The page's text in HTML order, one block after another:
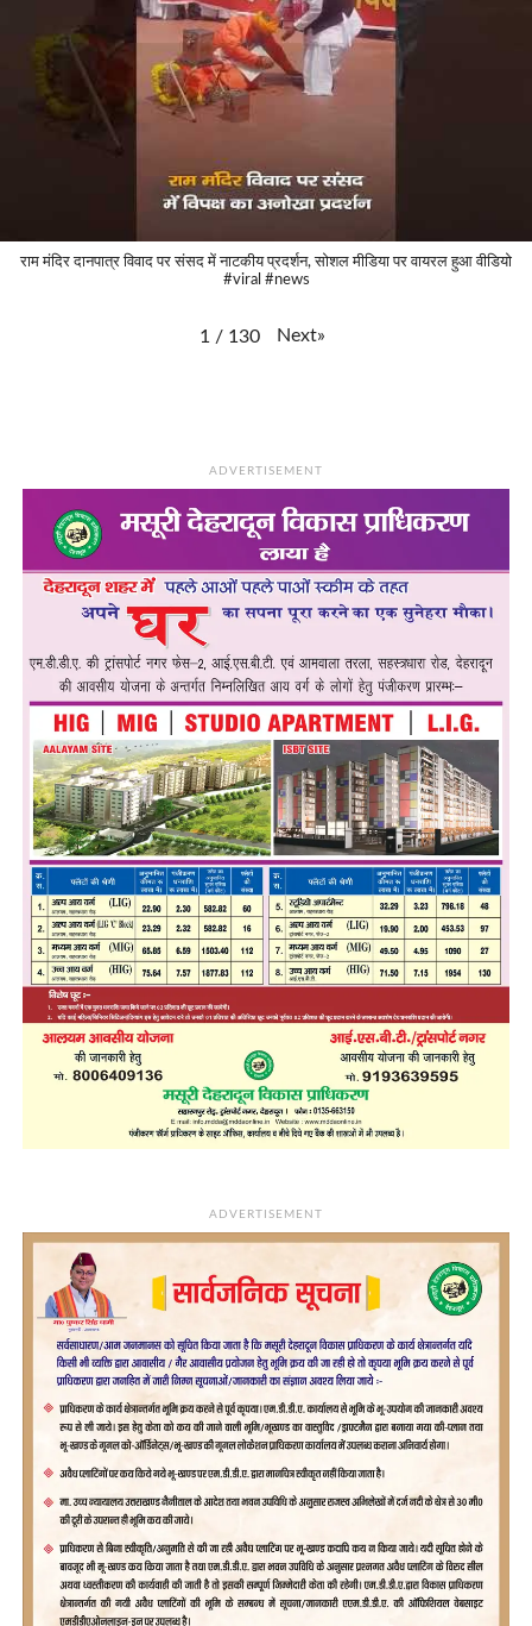
राम मंदिर दानपात्र विवाद पर संसद में नाटकीय प्रदर्शन, सोशल मीडिया पर वायरल हुआ वीडियो
#viral #news
1 / 130 Next»
ADVERTISEMENT
ADVERTISEMENT